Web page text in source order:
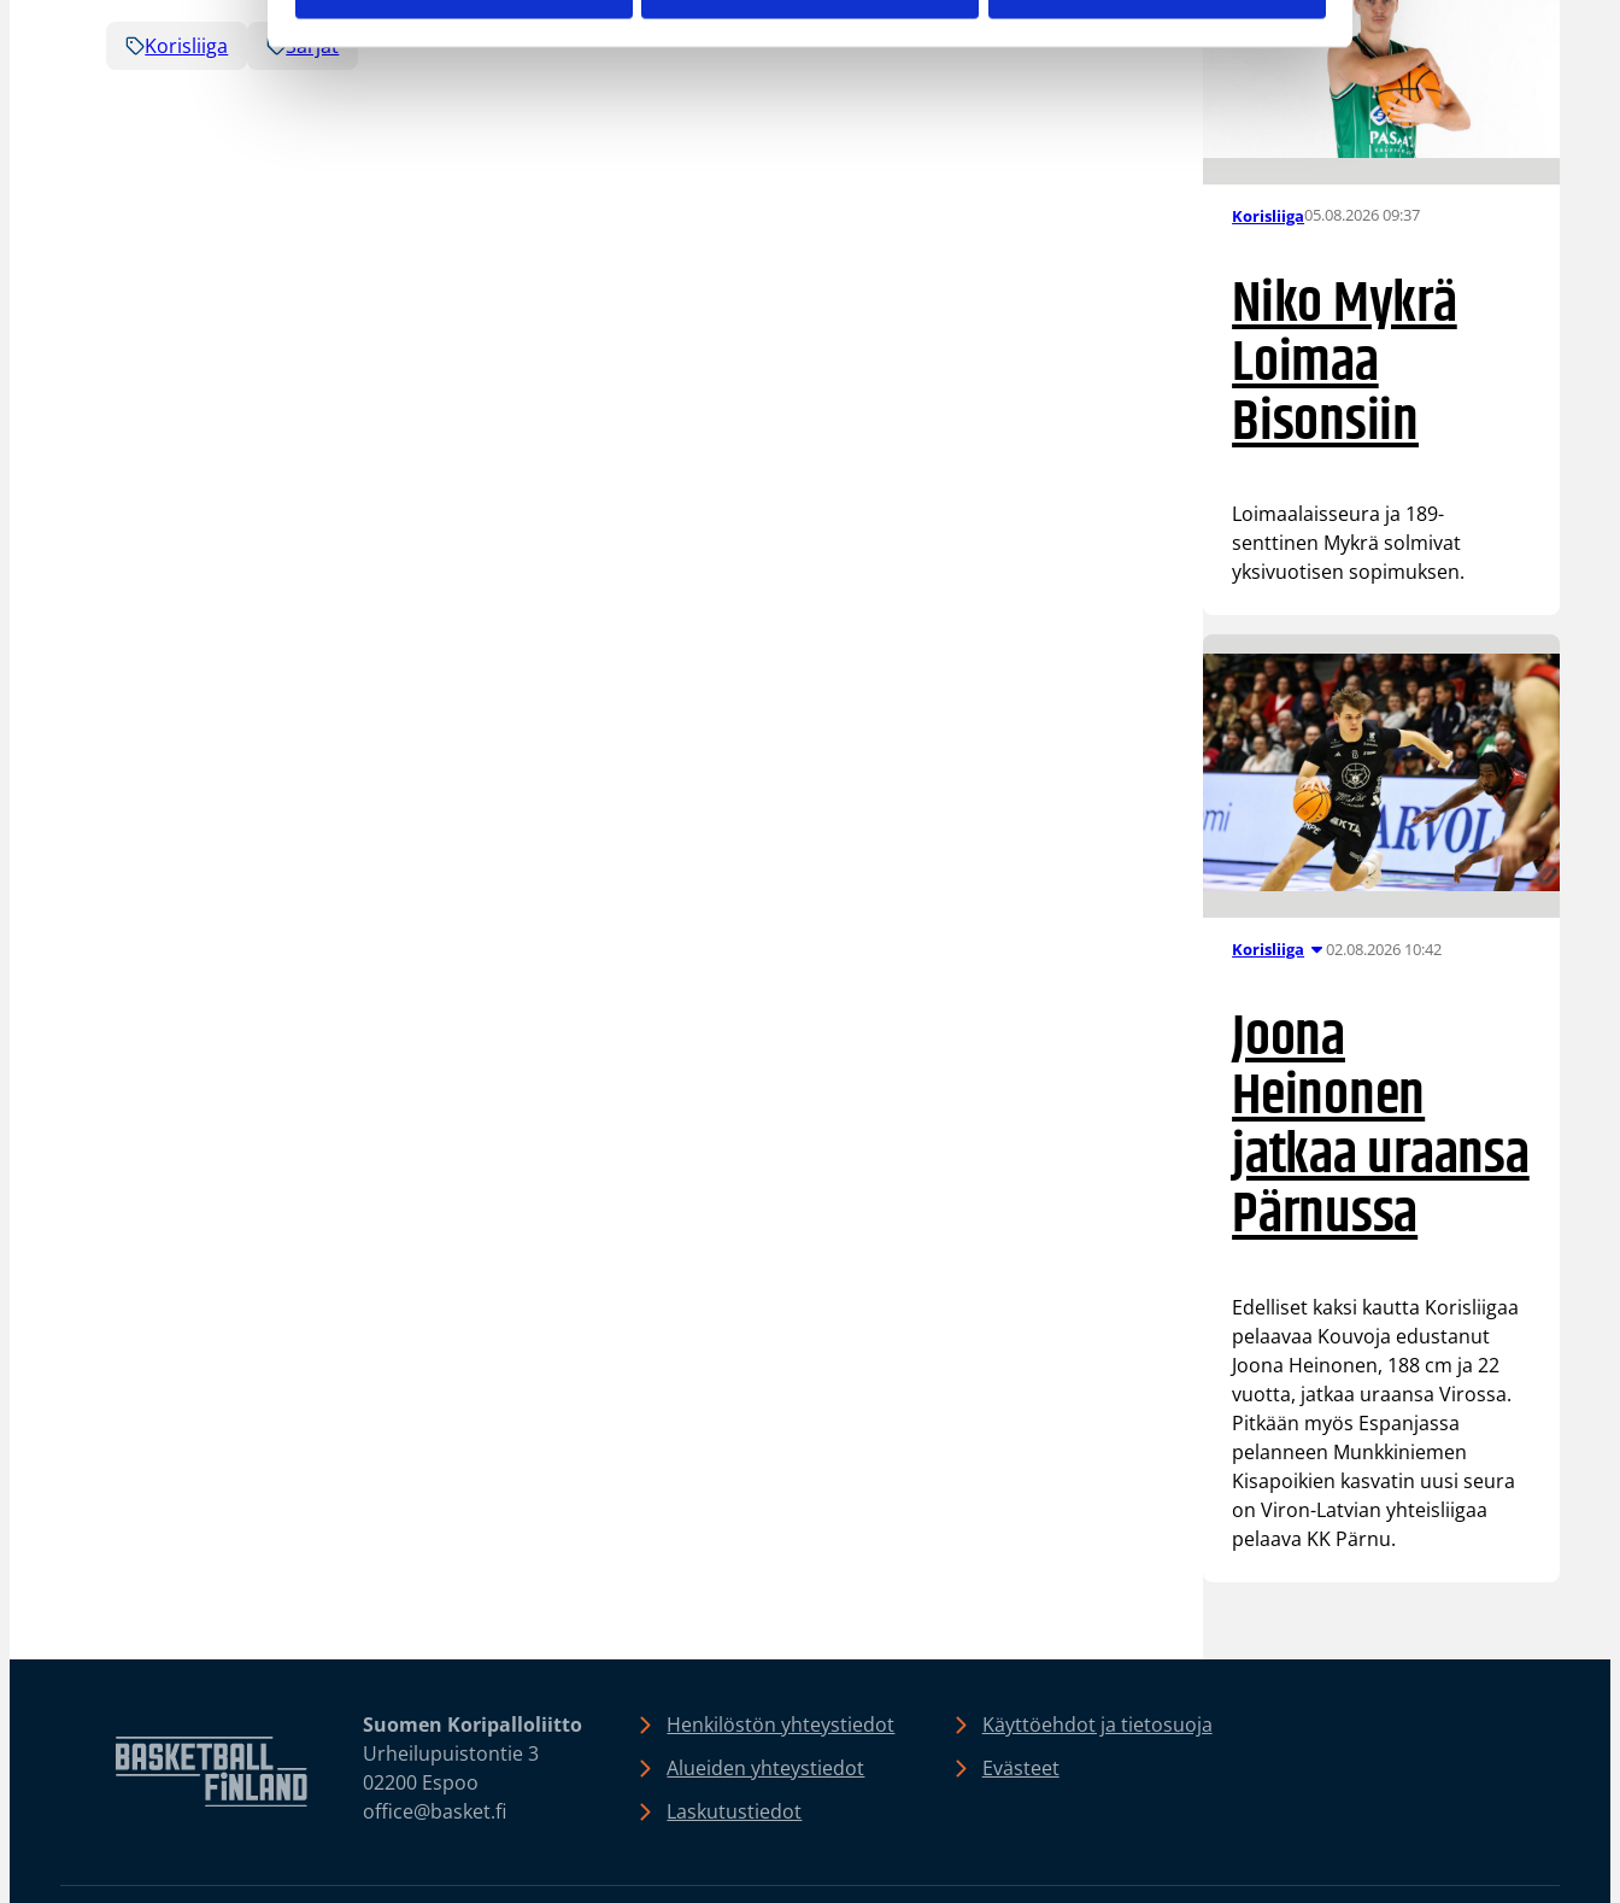
Korisliiga Sarjat
Korisliiga05.08.2026 09:37
Niko Mykrä
Loimaa
Bisonsiin
Loimaalaisseura ja 189-
senttinen Mykrä solmivat
yksivuotisen sopimuksen.
Korisliiga 02.08.2026 10:42
Joona
Heinonen
jatkaa uraansa
Pärnussa
Edelliset kaksi kautta Korisliigaa
pelaavaa Kouvoja edustanut
Joona Heinonen, 188 cm ja 22
vuotta, jatkaa uraansa Virossa.
Pitkään myös Espanjassa
pelanneen Munkkiniemen
Kisapoikien kasvatin uusi seura
on Viron-Latvian yhteisliigaa
pelaava KK Pärnu.
Suomen Koripalloliitto
Urheilupuistontie 3
02200 Espoo
office@basket.fi
Henkilöstön yhteystiedot
Alueiden yhteystiedot
Laskutustiedot
Käyttöehdot ja tietosuoja
Evästeet